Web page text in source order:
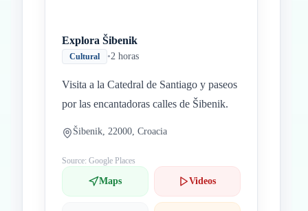
Explora Šibenik
Cultural •2 horas
Visita a la Catedral de Santiago y paseos
por las encantadoras calles de Šibenik.
Šibenik, 22000, Croacia
Source: Google Places
Maps Videos